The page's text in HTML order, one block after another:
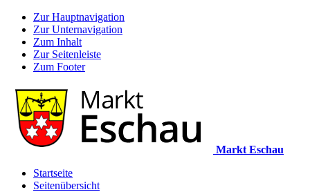
Zur Hauptnavigation
Zur Unternavigation
Zum Inhalt
Zur Seitenleiste
Zum Footer
Markt Eschau
Startseite
Seitenübersicht